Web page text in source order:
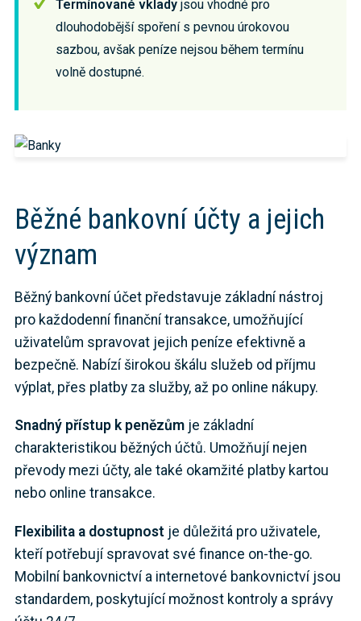
Termínované vkladyjsou vhodné pro
dlouhodobější spoření s pevnou úrokovou
sazbou, avšak peníze nejsou během termínu
volně dostupné.
Běžné bankovní účty a jejich
význam
Běžný bankovní účet představuje základní nástroj
pro každodenní finanční transakce, umožňující
uživatelům spravovat jejich peníze efektivně a
bezpečně. Nabízí širokou škálu služeb od příjmu
výplat, přes platby za služby, až po online nákupy.
Snadný přístup k penězůmje základní
charakteristikou běžných účtů. Umožňují nejen
převody mezi účty, ale také okamžité platby kartou
nebo online transakce.
Flexibilita a dostupnost je důležitá pro uživatele,
kteří potřebují spravovat své finance on-the-go.
Mobilní bankovnictví a internetové bankovnictví jsou
standardem, poskytující možnost kontroly a správy